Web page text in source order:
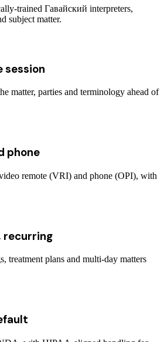
trained Гавайский interpreters,
subject matter.
session
matter, parties and terminology ahead of
phone
remote (VRI) and phone (OPI), with
recurring
treatment plans and multi-day matters